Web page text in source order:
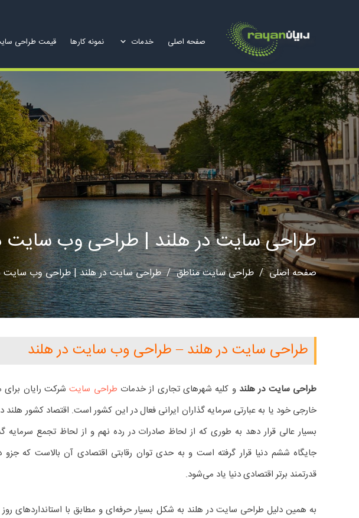
صفحه اصلی خدمات نمونه کارها قیمت طراحی
طراحی سایت در هلند | طراحی وب سایت
صفحه اصلی / طراحی سایت مناطق / طراحی سایت در هلند | طراحی وب سایت
طراحی سایت در هلند – طراحی وب سایت در هلند
طراحی سایت در هلند و کلیه شهرهای تجاری از خدمات طراحی سایتشرکت رایان برای
خارجی خود یا به عبارتی سرمایه گذاران ایرانی فعال در این کشور است. اقتصاد کشور هلند
بسیار عالی قرار دهد به طوری که از لحاظ صادرات در رده نهم و از لحاظ تجمع سرمایه
جایگاه ششم دنیا قرار گرفته است و به حدی توان رقابتی اقتصادی آن بالاست که جزو
قدرتمند برتر اقتصادی دنیا یاد می‌شود.
به همین دلیل طراحی سایت در هلند به شکل بسیار حرفه‌ای و مطابق با استانداردهای